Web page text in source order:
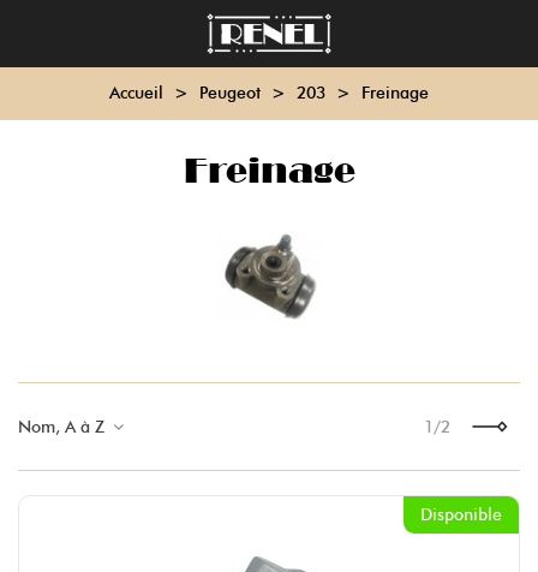
Accueil > Peugeot > 203 > Freinage
Freinage
Nom, A à Z
1/2
Disponible